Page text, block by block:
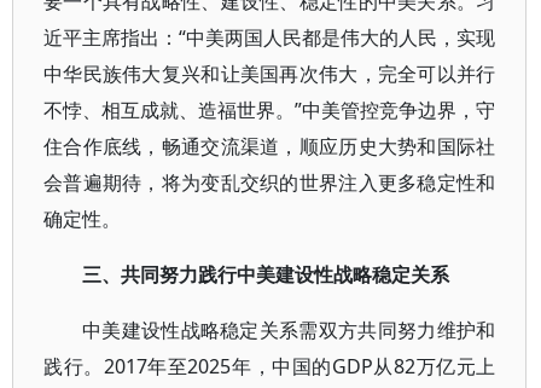
近平主席指出：“中美两国人民都是伟大的人民，实现
中华民族伟大复兴和让美国再次伟大，完全可以并行
不悖、相互成就、造福世界。”中美管控竞争边界，守
住合作底线，畅通交流渠道，顺应历史大势和国际社
会普遍期待，将为变乱交织的世界注入更多稳定性和
确定性。
三、共同努力践行中美建设性战略稳定关系
中美建设性战略稳定关系需双方共同努力维护和
践行。2017年至2025年，中国的GDP从82万亿元上